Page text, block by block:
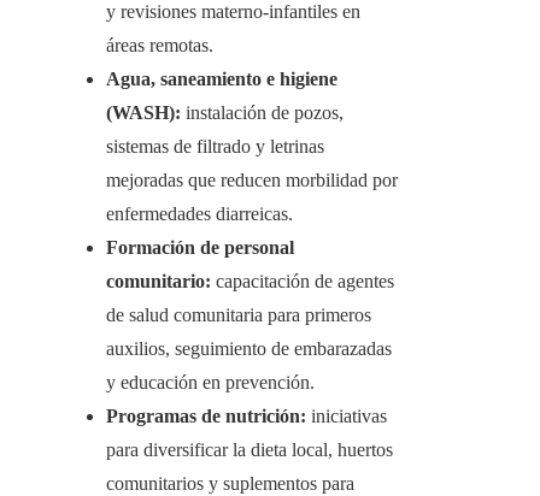
y revisiones materno-infantiles en
áreas remotas.
Agua, saneamiento e higiene
(WASH): instalación de pozos,
sistemas de filtrado y letrinas
mejoradas que reducen morbilidad por
enfermedades diarreicas.
Formación de personal
comunitario: capacitación de agentes
de salud comunitaria para primeros
auxilios, seguimiento de embarazadas
y educación en prevención.
Programas de nutrición: iniciativas
para diversificar la dieta local, huertos
comunitarios y suplementos para